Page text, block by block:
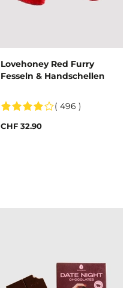
Lovehoney Red Furry
Fesseln & Handschellen
( 496 )
CHF 32.90